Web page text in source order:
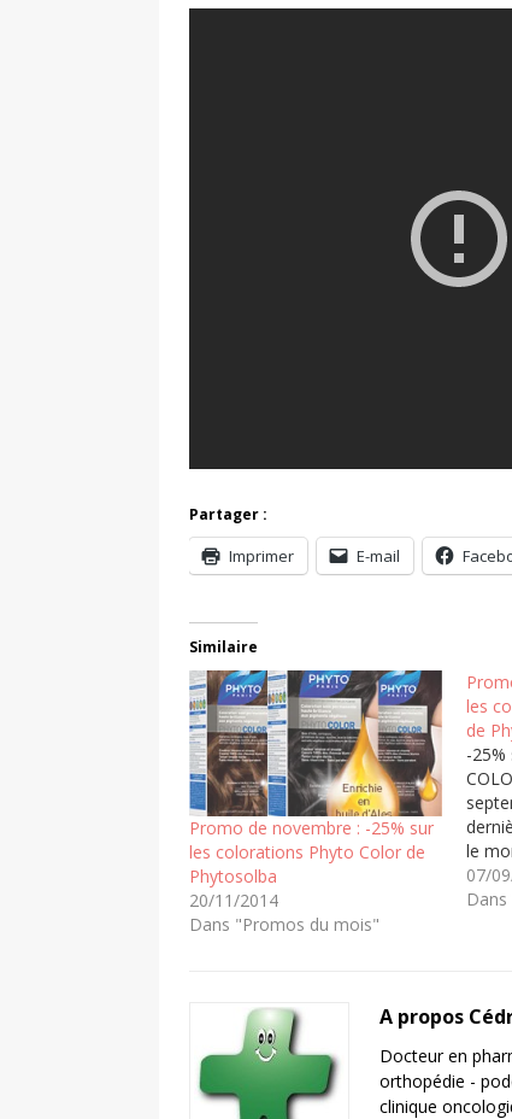
Partager :
Imprimer E-mail
Similaire
Promo de novembre : -25% sur
les colorations Phyto Color de
Phytosolba
20/11/2014
Dans "Promos du mois"
les
de
-25%
le
que
07/
A propos
Docteur en
orthopédie -
clinique